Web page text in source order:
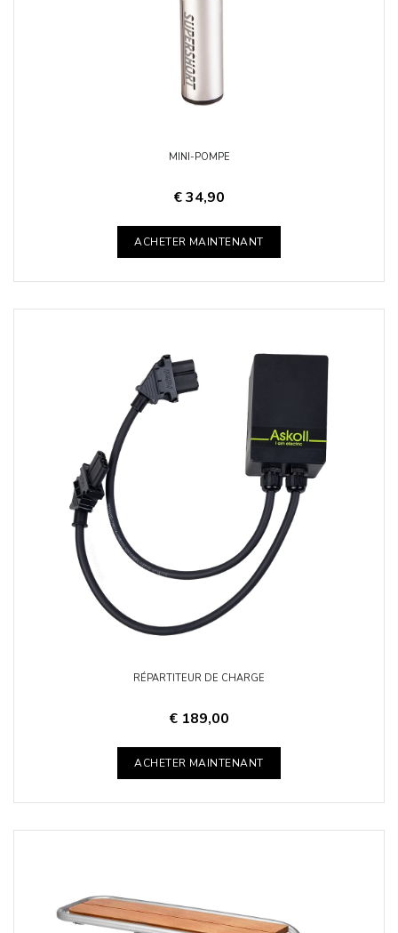
MINI-POMPE
€ 34,90
ACHETER MAINTENANT
RÉPARTITEUR DE CHARGE
€ 189,00
ACHETER MAINTENANT